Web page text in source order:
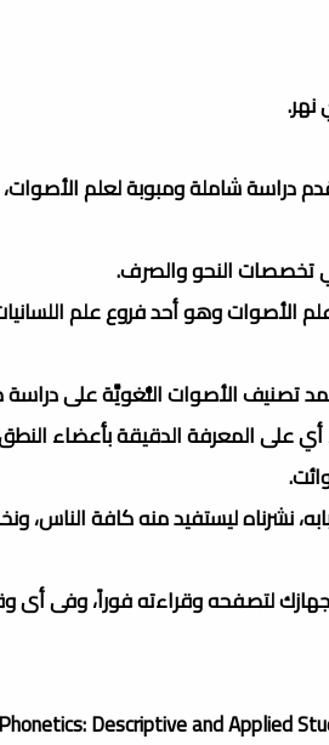
نهر.
دراسة شاملة ومبوبة لعلم
تخصصات النحو والصرف.
الأصوات وهو أحد فروع علم
تصنيف الأصوات اللُّغويَّة على
أي على المعرفة الدقيقة بأعضاء
نشرناه ليستفيد منه كافة الناس،
جهازك لتصفحه وقراءته فوراً، وفى
Descriptive and Applied